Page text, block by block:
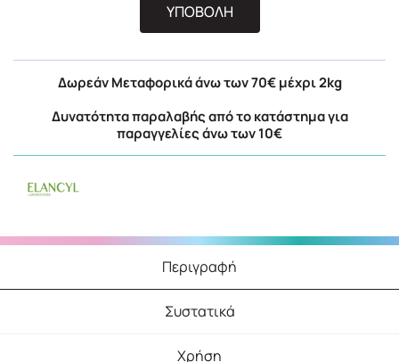
ΥΠΟΒΟΛΗ
Δωρεάν Μεταφορικά άνω των 70€ μέχρι 2kg
Δυνατότητα παραλαβής από το κατάστημα για
παραγγελίες άνω των 10€
Περιγραφή
Συστατικά
Χρήση